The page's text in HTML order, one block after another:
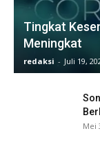
Tingkat
Meningkat
redaksi - Juli 19,
Mei